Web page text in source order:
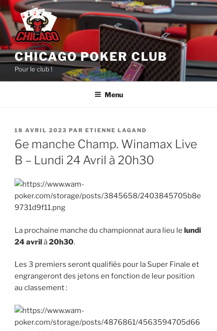
Aller
au
contenu
principal
CHICAGO POKER CLUB
Pour le club !
Menu
PUBLIÉ
LE
18 AVRIL 2023 PAR ETIENNE LAGAND
6e manche Champ. Winamax Live
B – Lundi 24 Avril à 20h30
La prochaine manche du championnat aura lieu le lundi
24 avrilà20h30.
Les 3 premiers seront qualifiés pour la Super Finale et
engrangeront des jetons en fonction de leur position
au classement :